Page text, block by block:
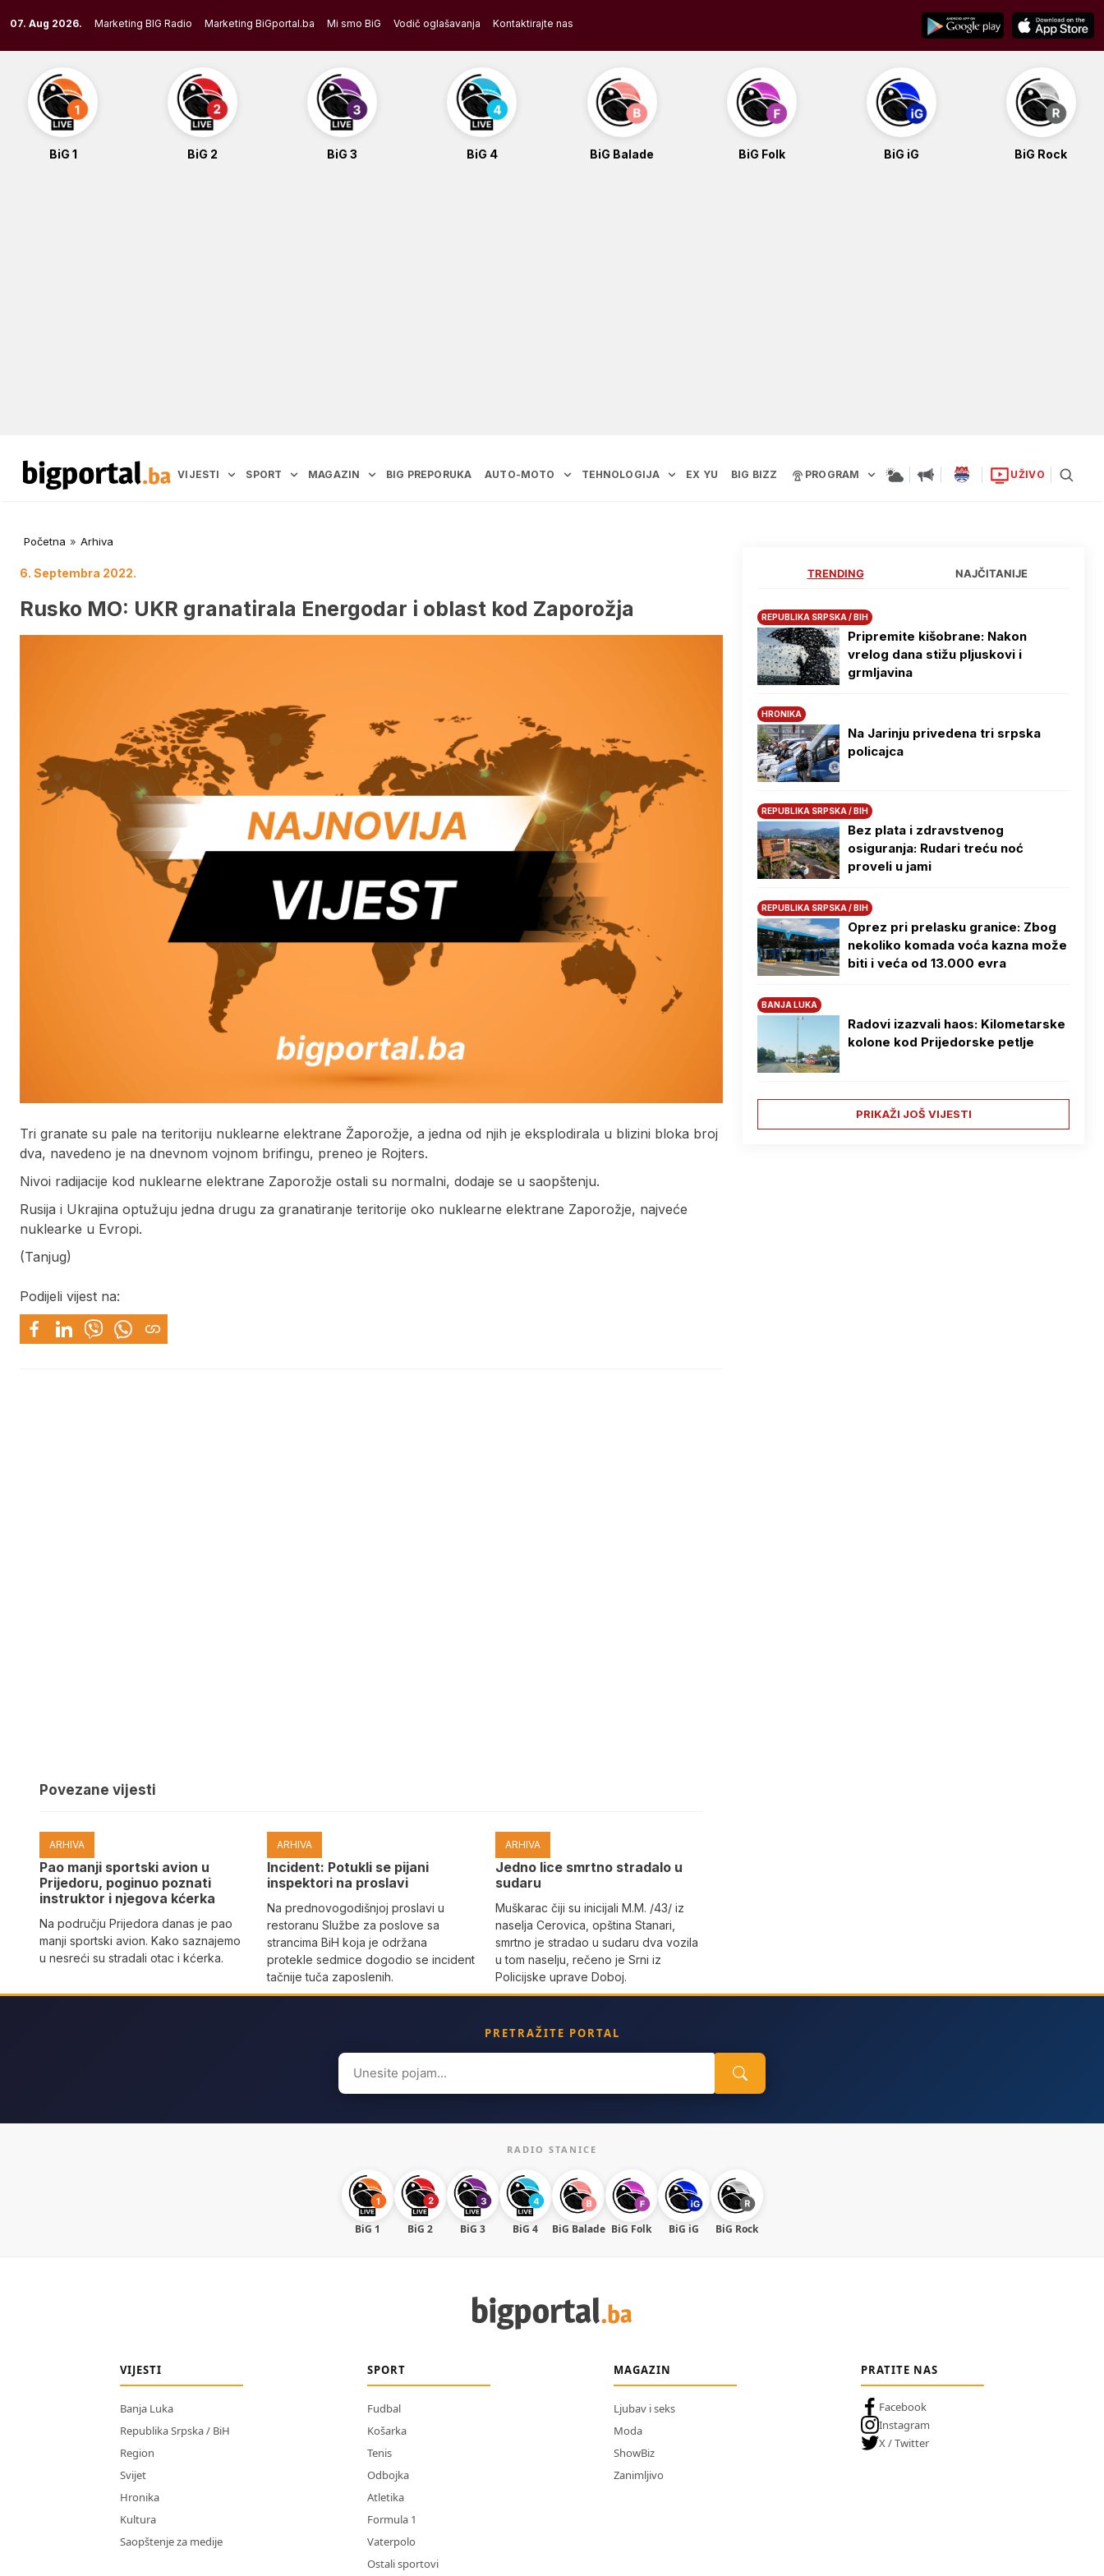
to
content
07. Aug 2026. Marketing BIG Radio Marketing BiGportal.ba Mi smo BiG Vodič oglašavanja Kontaktirajte nas
BiG 1 BiG 2 BiG 3 BiG 4 BiG Balade BiG Folk BiG iG BiG Rock
VIJESTI SPORT MAGAZIN BIG PREPORUKA AUTO-MOTO TEHNOLOGIJA EX YU BIG BIZZ PROGRAM UŽIVO
Početna » Arhiva
6. Septembra 2022.
Rusko MO: UKR granatirala Energodar i oblast kod Zaporožja
Tri granate su pale na teritoriju nuklearne elektrane Žaporožje, a jedna od njih je eksplodirala u blizini bloka broj
dva, navedeno je na dnevnom vojnom brifingu, preneo je Rojters.
Nivoi radijacije kod nuklearne elektrane Zaporožje ostali su normalni, dodaje se u saopštenju.
Rusija i Ukrajina optužuju jedna drugu za granatiranje teritorije oko nuklearne elektrane Zaporožje, najveće
nuklearke u Evropi.
(Tanjug)
Podijeli vijest na:
Povezane vijesti
ARHIVA
Pao manji sportski avion u
Prijedoru, poginuo poznati
instruktor i njegova kćerka
Na području Prijedora danas je pao
manji sportski avion. Kako saznajemo
u nesreći su stradali otac i kćerka.
ARHIVA
Incident: Potukli se pijani
inspektori na proslavi
Na prednovogodišnjoj proslavi u
restoranu Službe za poslove sa
strancima BiH koja je održana
protekle sedmice dogodio se incident
tačnije tuča zaposlenih.
ARHIVA
Јedno lice smrtno stradalo u
sudaru
Muškarac čiji su inicijali M.M. /43/ iz
naselja Cerovica, opština Stanari,
smrtno je stradao u sudaru dva vozila
u tom naselju, rečeno je Srni iz
Policijske uprave Doboj.
TRENDING NAJČITANIJE
REPUBLIKA SRPSKA / BIH
Pripremite kišobrane: Nakon
vrelog dana stižu pljuskovi i
grmljavina
HRONIKA
Na Јarinju privedena tri srpska
policajca
REPUBLIKA SRPSKA / BIH
Bez plata i zdravstvenog
osiguranja: Rudari treću noć
proveli u jami
REPUBLIKA SRPSKA / BIH
Oprez pri prelasku granice: Zbog
nekoliko komada voća kazna može
biti i veća od 13.000 evra
BANJA LUKA
Radovi izazvali haos: Kilometarske
kolone kod Prijedorske petlje
PRIKAŽI JOŠ VIJESTI
PRETRAŽITE PORTAL
Search
for:
RADIO STANICE
BiG 1 BiG 2 BiG 3 BiG 4 BiG Balade BiG Folk BiG iG BiG Rock
VIJESTI
Banja Luka
Republika Srpska / BiH
Region
Svijet
Hronika
Kultura
Saopštenje za medije
SPORT
Fudbal
Košarka
Tenis
Odbojka
Atletika
Formula 1
Vaterpolo
Ostali sportovi
MAGAZIN
Ljubav i seks
Moda
ShowBiz
Zanimljivo
PRATITE NAS
Facebook
Instagram
X / Twitter